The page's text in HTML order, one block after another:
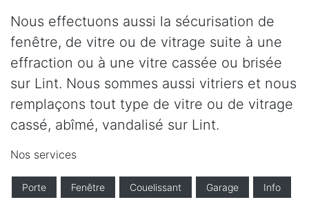
Nous effectuons aussi la sécurisation de
fenêtre, de vitre ou de vitrage suite à une
effraction ou à une vitre cassée ou brisée
sur Lint. Nous sommes aussi vitriers et nous
remplaçons tout type de vitre ou de vitrage
cassé, abîmé, vandalisé sur Lint.
Nos services
Porte Fenêtre Couelissant Garage Info